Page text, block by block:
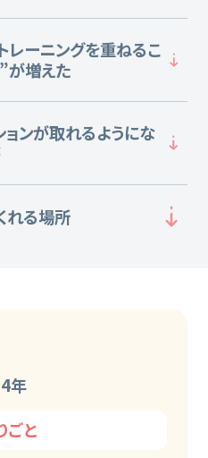
レーニングを重ねるこ
”が増えた
ンが取れるようにな
れる場所
年
ごと